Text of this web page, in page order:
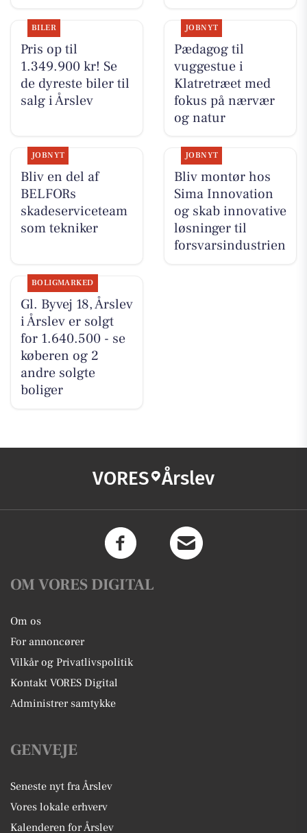
BILER
Pris op til
1.349.900 kr! Se
de dyreste biler til
salg i Årslev
JOBNYT
Pædagog til
vuggestue i
Klatretræet med
fokus på nærvær
og natur
JOBNYT
Bliv en del af
BELFORs
skadeserviceteam
som tekniker
JOBNYT
Bliv montør hos
Sima Innovation
og skab innovative
løsninger til
forsvarsindustrien
BOLIGMARKED
Gl. Byvej 18, Årslev
i Årslev er solgt
for 1.640.500 - se
køberen og 2
andre solgte
boliger
VORES Årslev
OM VORES DIGITAL
Om os
For annoncører
Vilkår og Privatlivspolitik
Kontakt VORES Digital
Administrer samtykke
GENVEJE
Seneste nyt fra Årslev
Vores lokale erhverv
Kalenderen for Årslev